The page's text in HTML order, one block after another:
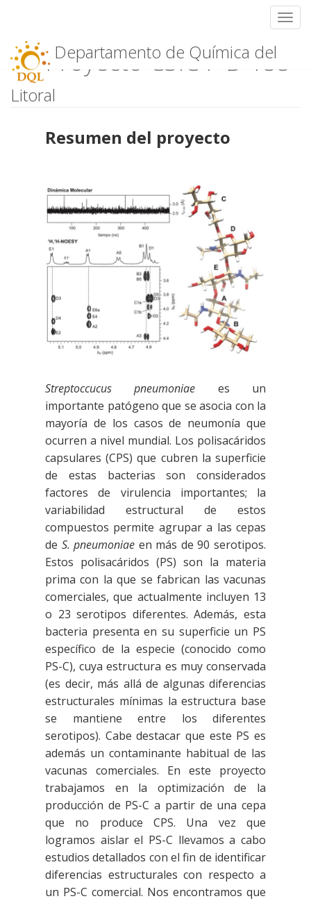
content
Departamento de Química del
Litoral
Proyecto CSIC I+D 155
Resumen del proyecto
Streptoccucus pneumoniae es un
importante patógeno que se asocia con la
mayoría de los casos de neumonía que
ocurren a nivel mundial. Los polisacáridos
capsulares (CPS) que cubren la superficie
de estas bacterias son considerados
factores de virulencia importantes; la
variabilidad estructural de estos
compuestos permite agrupar a las cepas
de S. pneumoniae en más de 90 serotipos.
Estos polisacáridos (PS) son la materia
prima con la que se fabrican las vacunas
comerciales, que actualmente incluyen 13
o 23 serotipos diferentes. Además, esta
bacteria presenta en su superficie un PS
específico de la especie (conocido como
PS-C), cuya estructura es muy conservada
(es decir, más allá de algunas diferencias
estructurales mínimas la estructura base
se mantiene entre los diferentes
serotipos). Cabe destacar que este PS es
además un contaminante habitual de las
vacunas comerciales. En este proyecto
trabajamos en la optimización de la
producción de PS-C a partir de una cepa
que no produce CPS. Una vez que
logramos aislar el PS-C llevamos a cabo
estudios detallados con el fin de identificar
diferencias estructurales con respecto a
un PS-C comercial. Nos encontramos que